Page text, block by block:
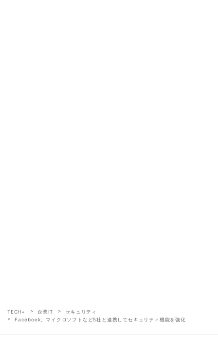
TECH+ 企業IT
セキュリティ
Facebook、マイクロソフトなど5社と連携してセキュリティ機能を強化